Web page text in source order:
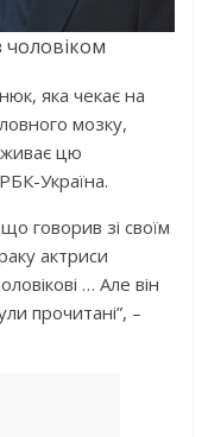
чоловіком
яка чекає на
мозку,
цю
Україна.
говорив зі своїм
актриси
… Але він
прочитані”, –